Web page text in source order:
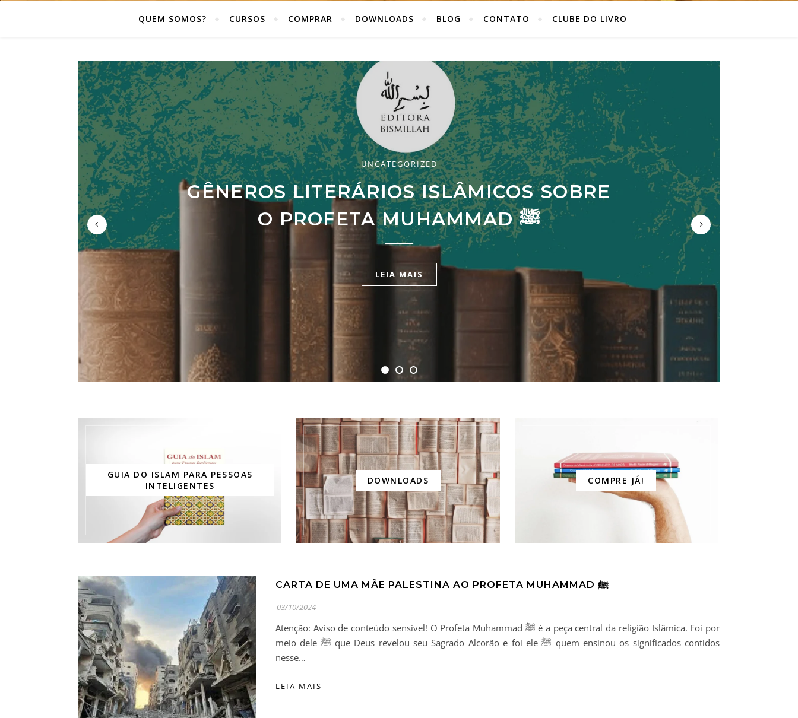
QUEM SOMOS? CURSOS COMPRAR DOWNLOADS BLOG CONTATO CLUBE DO LIVRO
UNCATEGORIZED
GÊNEROS LITERÁRIOS ISLÂMICOS SOBRE
O PROFETA MUHAMMAD ﷺ
LEIA MAIS
UNCATEGORIZED
MILAGRES DO ALCORÃO
LEIA MAIS
HISTÓRIA
BREVE APRECIAÇÃO DE IBN ‘ARABI
LEIA MAIS
GUIA DO ISLAM PARA PESSOAS
INTELIGENTES
DOWNLOADS COMPRE JÁ!
CARTA DE UMA MÃE PALESTINA AO PROFETA MUHAMMAD ﷺ
03/10/2024
Atenção: Aviso de conteúdo sensível! O Profeta Muhammad ﷺ é a peça central da religião Islâmica. Foi por
meio dele ﷺ que Deus revelou seu Sagrado Alcorão e foi ele ﷺ quem ensinou os significados contidos
nesse…
LEIA MAIS